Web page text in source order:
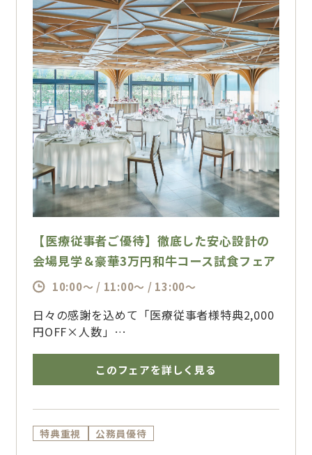
2026年年内の結婚式が最もお得☆
直前予約限定特典2,000円×人数OFF等多数特
典をご準備しております
≪最大206万円OFF≫
期間限定開催の為、定員になり次第終了！ご予
約はお早めに！！
【医療従事者ご優待】徹底した安心設計の
会場見学＆豪華3万円和牛コース試食フェア
10:00～ / 11:00～ / 13:00～
日々の感謝を込めて「医療従事者様特典2,000
円OFF×人数」
日々私たちの命と健康のためにご尽力いただく
そんな医療現場で働く方限定で『みどりアイク
リニックエステ券』プレゼント！！
このフェアを詳しく見る
特典重視 公務員優待